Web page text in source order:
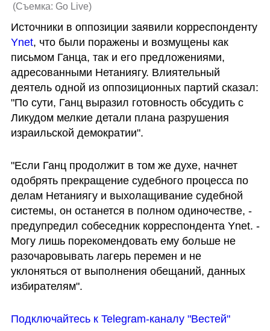
(Съемка: Go Live)
Источники в оппозиции заявили корреспонденту
Ynet, что были поражены и возмущены как
письмом Ганца, так и его предложениями,
адресованными Нетаниягу. Влиятельный
деятель одной из оппозиционных партий сказал:
"По сути, Ганц выразил готовность обсудить с
Ликудом мелкие детали плана разрушения
израильской демократии".
"Если Ганц продолжит в том же духе, начнет
одобрять прекращение судебного процесса по
делам Нетаниягу и выхолащивание судебной
системы, он останется в полном одиночестве, -
предупредил собеседник корреспондента Ynet. -
Могу лишь порекомендовать ему больше не
разочаровывать лагерь перемен и не
уклоняться от выполнения обещаний, данных
избирателям".
Подключайтесь к Telegram-каналу "Вестей"